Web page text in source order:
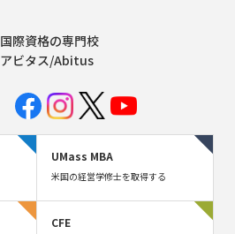
国際資格の専門校
アビタス/Abitus
UMass MBA
米国の経営学修士を取得する
CFE